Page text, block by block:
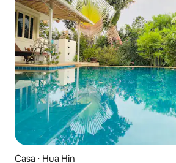
Casa ⋅ Hua Hin